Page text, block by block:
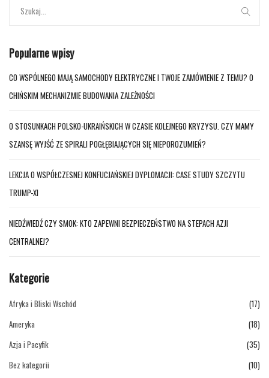
Popularne wpisy
CO WSPÓLNEGO MAJĄ SAMOCHODY ELEKTRYCZNE I TWOJE ZAMÓWIENIE Z TEMU? O
CHIŃSKIM MECHANIZMIE BUDOWANIA ZALEŻNOŚCI
O STOSUNKACH POLSKO-UKRAIŃSKICH W CZASIE KOLEJNEGO KRYZYSU. CZY MAMY
SZANSĘ WYJŚĆ ZE SPIRALI POGŁĘBIAJĄCYCH SIĘ NIEPOROZUMIEŃ?
LEKCJA O WSPÓŁCZESNEJ KONFUCJAŃSKIEJ DYPLOMACJI: CASE STUDY SZCZYTU
TRUMP-XI
NIEDŹWIEDŹ CZY SMOK: KTO ZAPEWNI BEZPIECZEŃSTWO NA STEPACH AZJI
CENTRALNEJ?
Kategorie
Afryka i Bliski Wschód
(17)
Ameryka
(18)
Azja i Pacyfik
(35)
Bez kategorii
(10)